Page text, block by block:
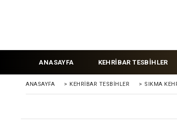
ANASAYFA KEHRİBAR TESBİHLER
ANASAYFA > KEHRIBAR TESBIHLER > SIKMA